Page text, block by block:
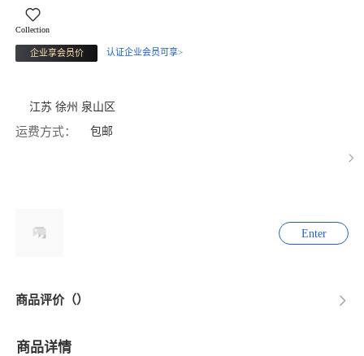
Collection
企业享会员价 认证企业会员可享>
江苏 徐州 泉山区
运费方式： 包邮
Enter
商品评价（）
商品详情